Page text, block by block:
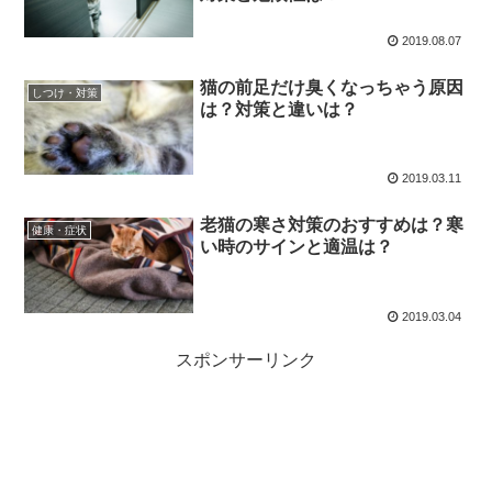
2019.08.07
しつけ・対策
猫の前足だけ臭くなっちゃう原因
は？対策と違いは？
2019.03.11
健康・症状
老猫の寒さ対策のおすすめは？寒
い時のサインと適温は？
2019.03.04
スポンサーリンク